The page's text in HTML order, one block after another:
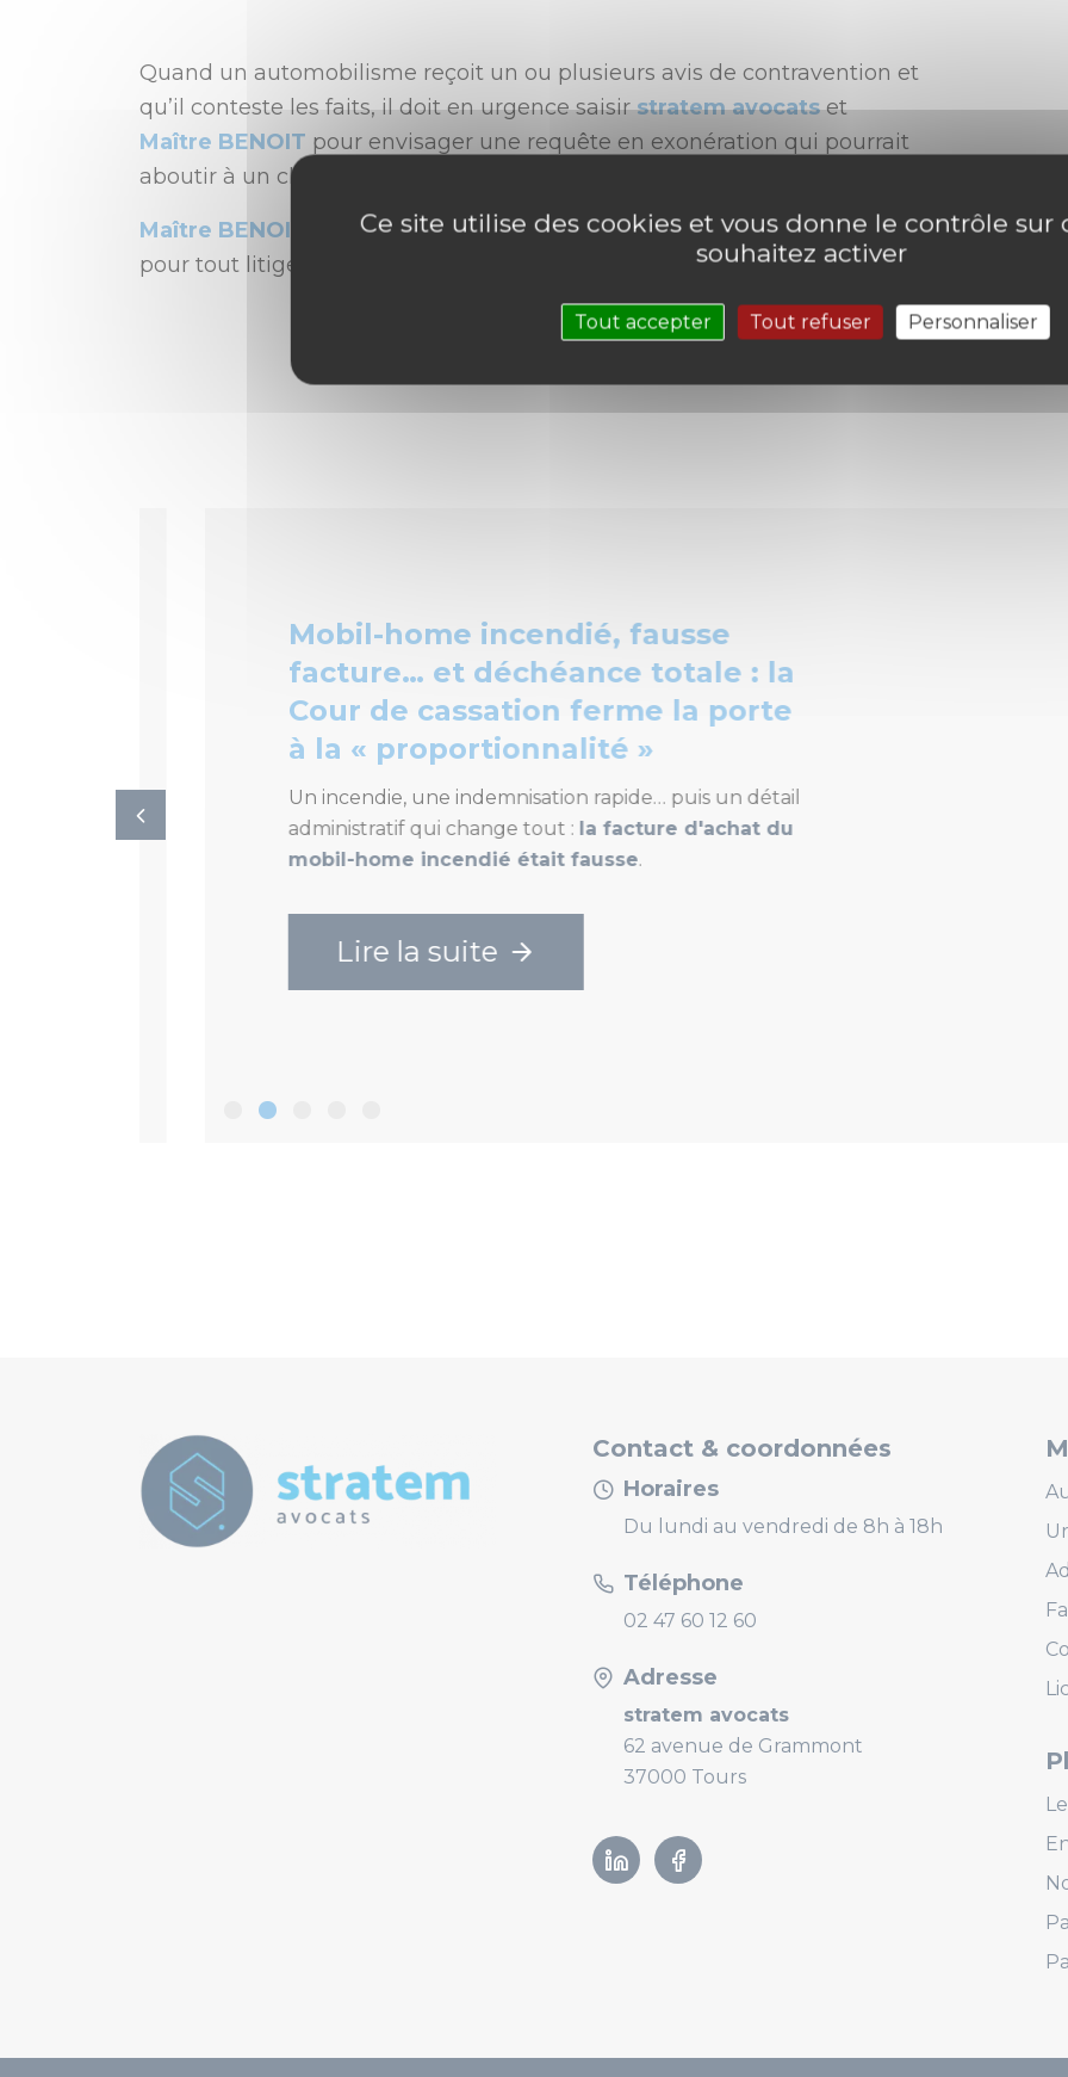
Quand un automobilisme reçoit un ou plusieurs avis de contravention et
qu’il conteste les faits, il doit en urgence saisirstratem avocatset
Maître BENOIT pour envisager une requête en exonération qui pourrait
aboutir à un classement sans suite.
Maître BENOIT , expert endroit routier, reste à votre entière disposition
pour tout litige en
Mobil-home incendié, fausse
facture… et déchéance totale : la
Cour de cassation ferme la porte
à la « proportionnalité »
Un incendie, une indemnisation rapide… puis un détail
administratif qui change tout :la facture d'achat du
mobil-home incendié était fausse.
Lire la suite
Contact & coordonnées
Horaires
Du lundi au vendredi de 8h à 18h
Téléphone
02 47 60 12 60
Adresse
stratem avocats
62 avenue de Grammont
37000 Tours
LinkedinFacebook
Ce site utilise des cookies et vous donne le contrôle sur
souhaitez activer
Tout accepter Tout refuser Personnaliser